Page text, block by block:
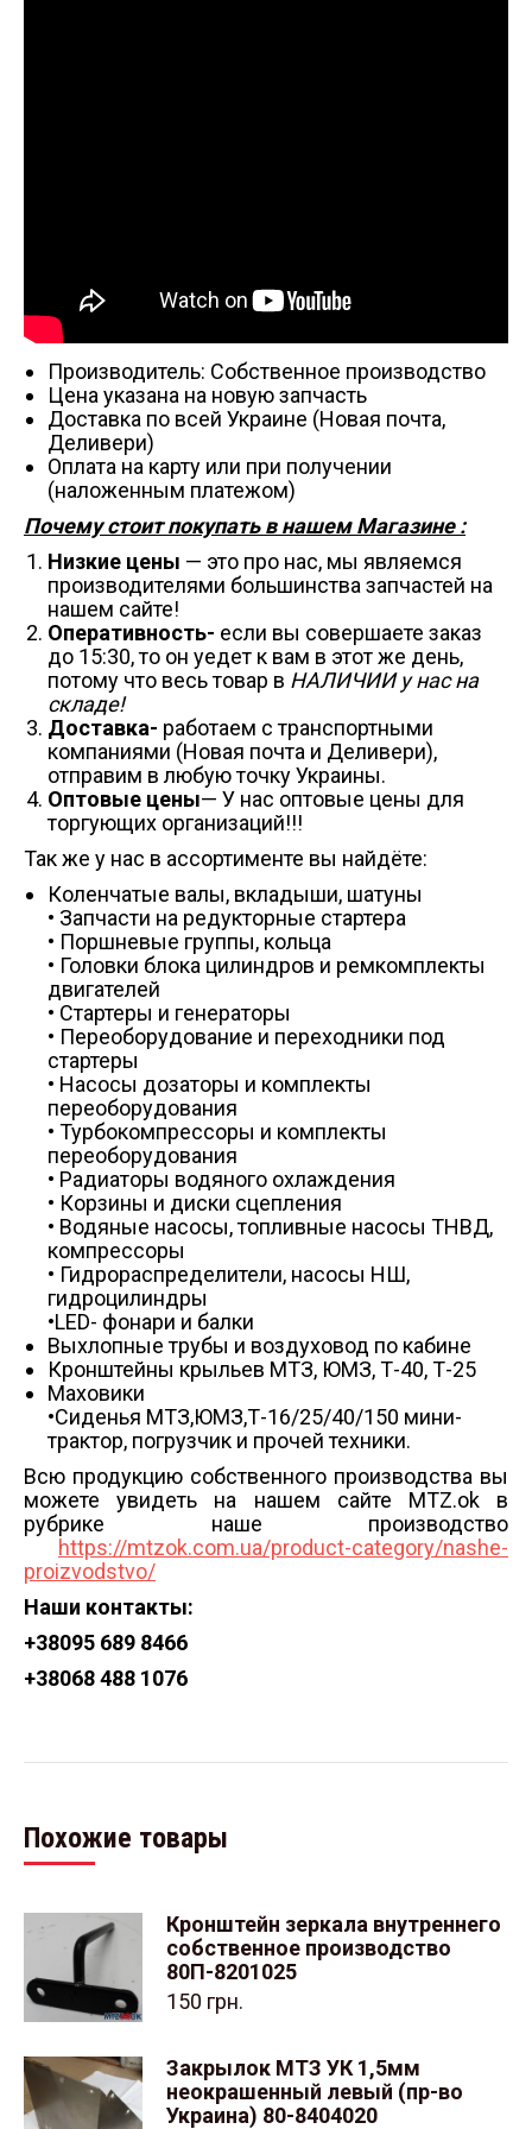
Производитель: Собственное производство
Цена указана на новую запчасть
Доставка по всей Украине (Новая почта,
Деливери)
Оплата на карту или при получении
(наложенным платежом)
Почему стоит покупать в нашем Магазине :
Низкие цены — это про нас, мы являемся
производителями большинства запчастей на
нашем сайте!
Оперативность- если вы совершаете заказ
до 15:30, то он уедет к вам в этот же день,
потому что весь товар в НАЛИЧИИ у нас на
складе!
Доставка- работаем с транспортными
компаниями (Новая почта и Деливери),
отправим в любую точку Украины.
Оптовые цены— У нас оптовые цены для
торгующих организаций!!!
Так же у нас в ассортименте вы найдёте:
Коленчатые валы, вкладыши, шатуны
• Запчасти на редукторные стартера
• Поршневые группы, кольца
• Головки блока цилиндров и ремкомплекты
двигателей
• Стартеры и генераторы
• Переоборудование и переходники под
стартеры
• Насосы дозаторы и комплекты
переоборудования
• Турбокомпрессоры и комплекты
переоборудования
• Радиаторы водяного охлаждения
• Корзины и диски сцепления
• Водяные насосы, топливные насосы ТНВД,
компрессоры
• Гидрораспределители, насосы НШ,
гидроцилиндры
•LED- фонари и балки
Выхлопные трубы и воздуховод по кабине
Кронштейны крыльев МТЗ, ЮМЗ, Т-40, Т-25
Маховики
•Сиденья МТЗ,ЮМЗ,Т-16/25/40/150 мини-
трактор, погрузчик и прочей техники.
Всю продукцию собственного производства вы
можете увидеть на нашем сайте MTZ.ok в
рубрике наше производство
https://mtzok.com.ua/product-category/nashe-
proizvodstvo/
Наши контакты:
+38095 689 8466
+38068 488 1076
Похожие товары
Кронштейн зеркала внутреннего
собственное производство
80П-8201025
150 грн.
Закрылок МТЗ УК 1,5мм
неокрашенный левый (пр-во
Украина) 80-8404020